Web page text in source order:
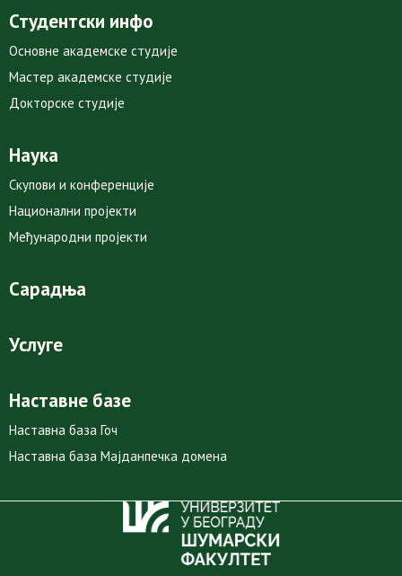
Студентски инфо
Основне академске студије
Мастер академске студије
Докторске студије
Наука
Скупови и конференције
Национални пројекти
Међународни пројекти
Сарадња
Услуге
Наставне базе
Наставна база Гоч
Наставна база Мајданпечка домена